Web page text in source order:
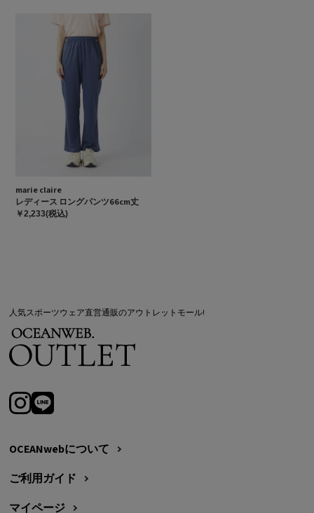
marie claire
レディース ロングパンツ66cm丈
￥2,233(税込)
人気スポーツウェア直営通販のアウトレットモール!
OCEANwebについて
ご利用ガイド
マイページ